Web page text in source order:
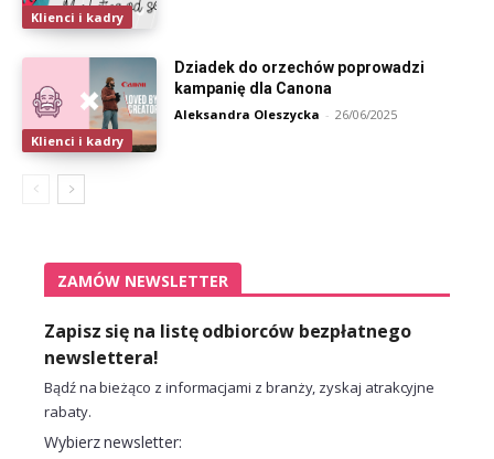
Klienci i kadry
Klienci i kadry
Dziadek do orzechów poprowadzi
kampanię dla Canona
Aleksandra Oleszycka - 26/06/2025
ZAMÓW NEWSLETTER
Zapisz się na listę odbiorców bezpłatnego
newslettera!
Bądź na bieżąco z informacjami z branży, zyskaj atrakcyjne
rabaty.
Wybierz newsletter: